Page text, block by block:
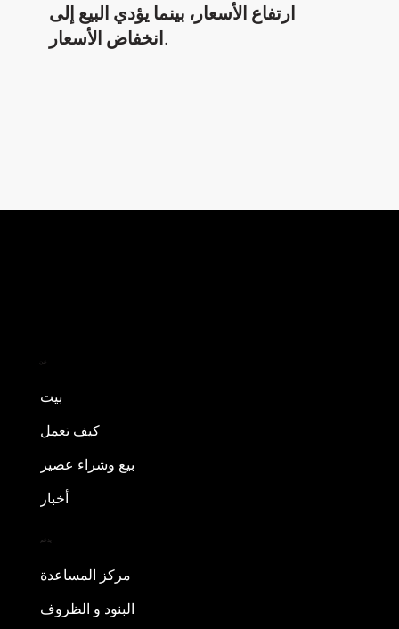
ارتفاع الأسعار، بينما يؤدي البيع إلى
انخفاض الأسعار.
يدعم
مركز المساعدة
البنود و الظروف
عن
بيت
كيف تعمل
بيع وشراء عصير
أخبار